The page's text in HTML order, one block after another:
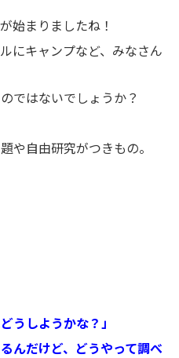
始まりましたね！
にキャンプなど、みなさん
ではないでしょうか？
や自由研究がつきもの。
うしようかな？」
んだけど、どうやって調べ